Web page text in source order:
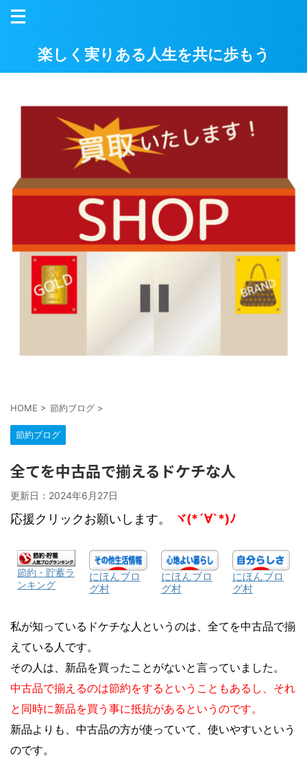
楽しく実りある人生を共に歩もう
HOME > 節約ブログ >
節約ブログ
全てを中古品で揃えるドケチな人
更新日： 2024年6月27日
応援クリックお願いします。 ヾ(*´∀`*)ﾉ
節約・貯蓄ラ
ンキング
にほんブロ
グ村
にほんブロ
グ村
にほんブロ
グ村
私が知っているドケチな人というのは、全てを中古品で揃
えている人です。
その人は、新品を買ったことがないと言っていました。
中古品で揃えるのは節約をするということもあるし、それ
と同時に新品を買う事に抵抗があるというのです。
新品よりも、中古品の方が使っていて、使いやすいという
のです。